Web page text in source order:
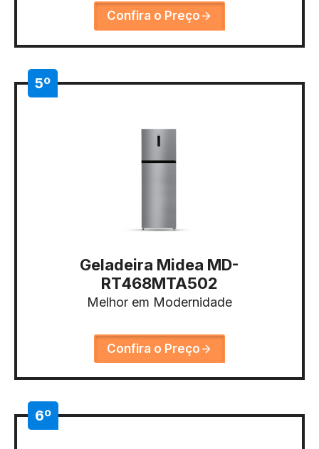
Confira o Preço
5º
Geladeira Midea MD-
RT468MTA502
Melhor em Modernidade
Confira o Preço
6º